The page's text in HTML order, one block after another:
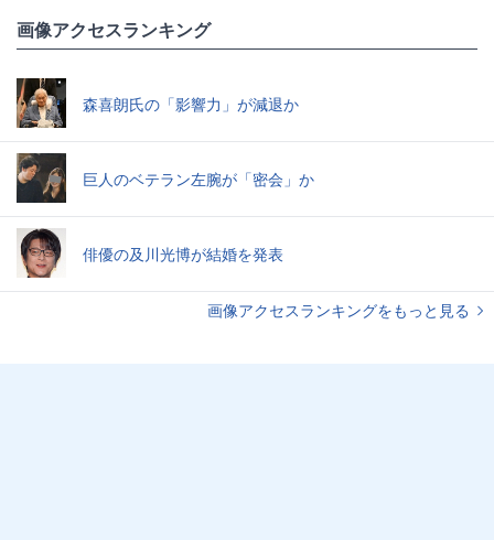
画像アクセスランキング
森喜朗氏の「影響力」が減退か
巨人のベテラン左腕が「密会」か
俳優の及川光博が結婚を発表
画像アクセスランキングをもっと見る